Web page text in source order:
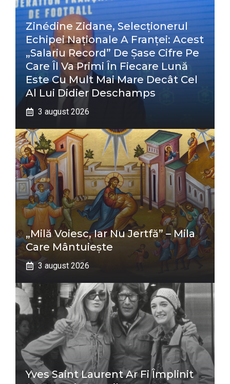
Zinédine Zidane, Selecționerul
Echipei Naționale A Franței: Acest
„salariu Record” De Șase Cifre Pe
Care Îl Va Primi În Fiecare Lună
Este Cu Mult Mai Mare Decât Cel
Al Lui Didier Deschamps
3 august 2026
„Milă Voiesc, Iar Nu Jertfă” – Mila
Care Mântuiește
3 august 2026
Yves Saint Laurent Ar Fi Împlinit